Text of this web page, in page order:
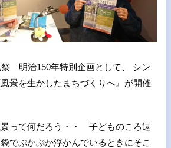
明治150年特別企画として、 シン
景を生かしたまちづくりへ』が開催
って何だろう・・ 子どものころ逗
でぷかぷか浮かんでいるときにそこ